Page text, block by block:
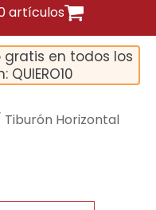
artículos
gratis en todos los
Tiburón Horizontal